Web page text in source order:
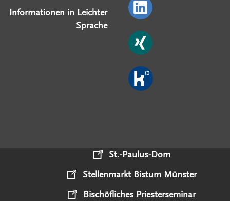
Informationen in Leichter
Sprache
St.-Paulus-Dom
Stellenmarkt Bistum Münster
Bischöfliches Priesterseminar